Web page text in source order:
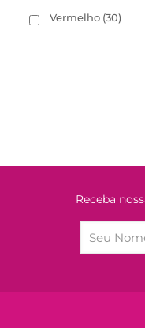
Vermelho (30)
Receba